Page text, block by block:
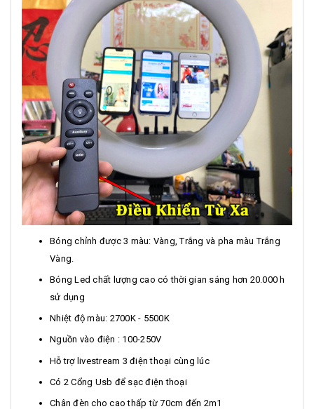
Bóng chỉnh được 3 màu: Vàng, Trắng và pha màu Trắng
Vàng.
Bóng Led chất lượng cao có thời gian sáng hơn 20.000 h
sử dụng
Nhiệt độ màu: 2700K - 5500K
Nguồn vào điện : 100-250V
Hỗ trợ livestream 3 điện thoại cùng lúc
Có 2 Cổng Usb để sạc điện thoại
Chân đèn cho cao thấp từ 70cm đến 2m1